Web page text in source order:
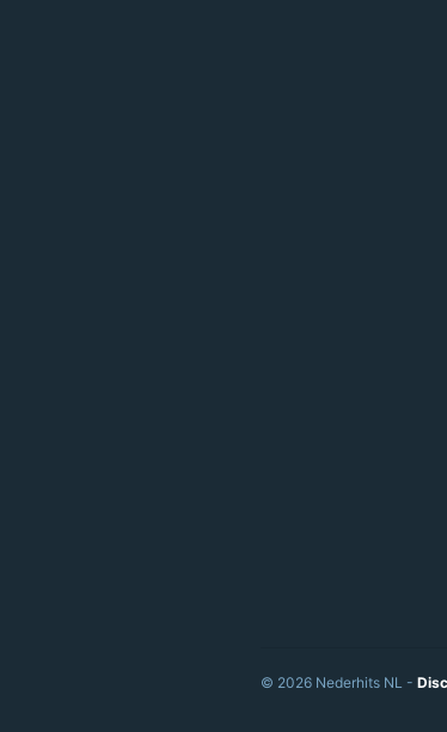
© 2026 Nederhits NL -